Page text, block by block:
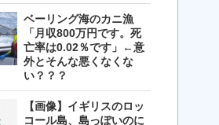
ベーリング海のカニ漁
「月収800万円です。死
亡率は0.02％です」←意
外とそんな悪くなくな
い？？？
【画像】イギリスのロッ
コール島、島っぽいのに
【閲覧注意・画像】毛を
剃ったコアラが怖すぎる
とワイ(35歳無職)の中で
話題に
【画像】イギリスのロッ
コール島、島っぽいのに
岩扱い